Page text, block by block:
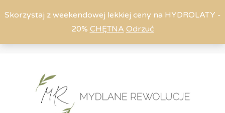
Skorzystaj z weekendowej lekkiej ceny na HYDROLATY -
20% CHĘTNA Odrzuć